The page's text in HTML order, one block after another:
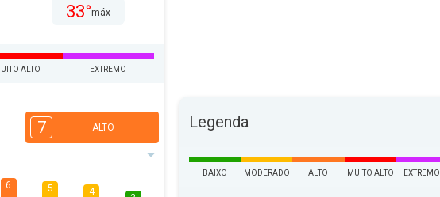
33°máx
ALTO EXTREMO
7 ALTO
6 5 4
Legenda
BAIXO MODERADO ALTO MUITO ALTO EXTREMO